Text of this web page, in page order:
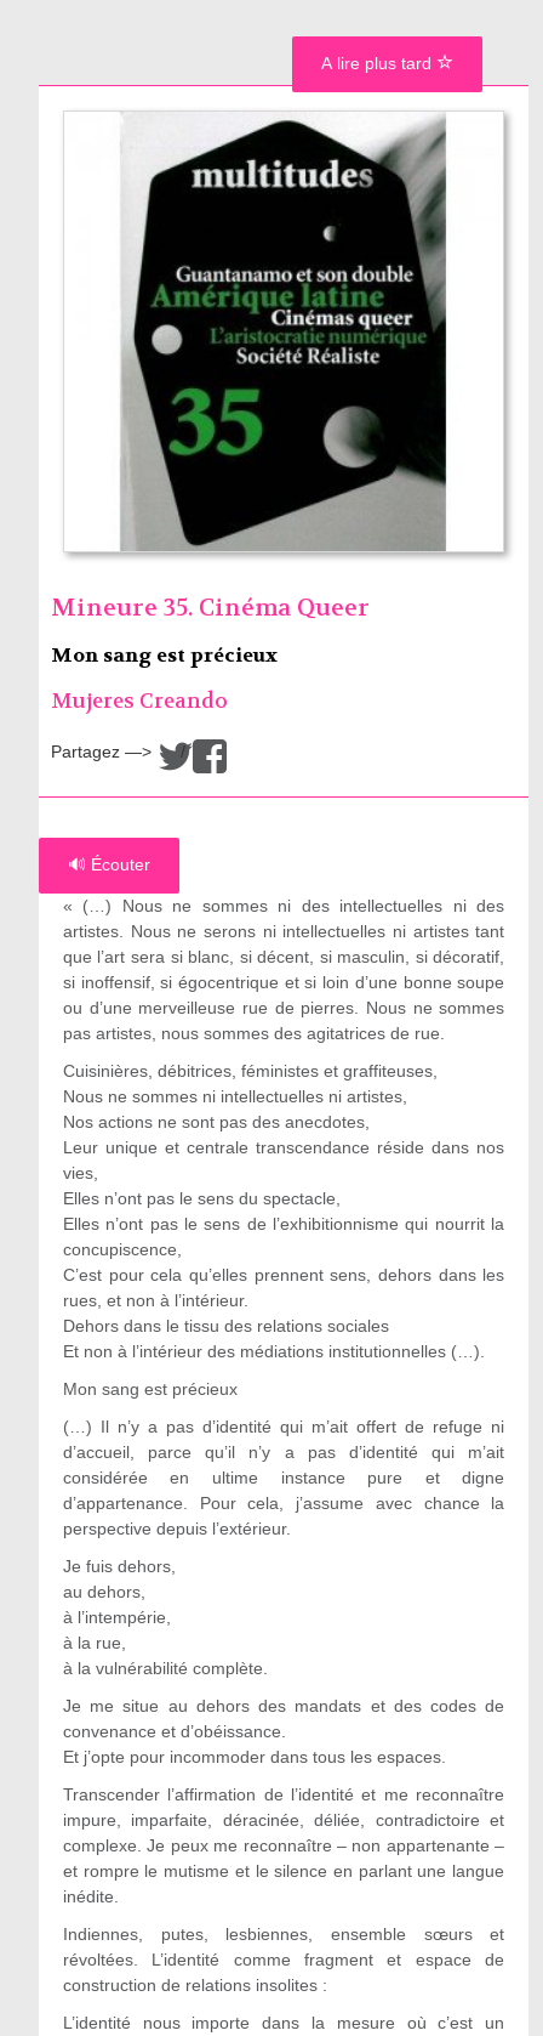
Mineure 35. Cinéma Queer
Mon sang est précieux
Mujeres Creando
Partagez —> /
🔊 Écouter
« (…) Nous ne sommes ni des intellectuelles ni des
artistes. Nous ne serons ni intellectuelles ni artistes tant
que l’art sera si blanc, si décent, si masculin, si décoratif,
si inoffensif, si égocentrique et si loin d’une bonne soupe
ou d’une merveilleuse rue de pierres. Nous ne sommes
pas artistes, nous sommes des agitatrices de rue.
Cuisinières, débitrices, féministes et graffiteuses,
Nous ne sommes ni intellectuelles ni artistes,
Nos actions ne sont pas des anecdotes,
Leur unique et centrale transcendance réside dans nos
vies,
Elles n’ont pas le sens du spectacle,
Elles n’ont pas le sens de l’exhibitionnisme qui nourrit la
concupiscence,
C’est pour cela qu’elles prennent sens, dehors dans les
rues, et non à l’intérieur.
Dehors dans le tissu des relations sociales
Et non à l’intérieur des médiations institutionnelles (…).
Mon sang est précieux
(…) Il n’y a pas d’identité qui m’ait offert de refuge ni
d’accueil, parce qu’il n’y a pas d’identité qui m’ait
considérée en ultime instance pure et digne
d’appartenance. Pour cela, j’assume avec chance la
perspective depuis l’extérieur.
Je fuis dehors,
au dehors,
à l’intempérie,
à la rue,
à la vulnérabilité complète.
Je me situe au dehors des mandats et des codes de
convenance et d’obéissance.
Et j’opte pour incommoder dans tous les espaces.
Transcender l’affirmation de l’identité et me reconnaître
impure, imparfaite, déracinée, déliée, contradictoire et
complexe. Je peux me reconnaître – non appartenante –
et rompre le mutisme et le silence en parlant une langue
inédite.
Indiennes, putes, lesbiennes, ensemble sœurs et
révoltées. L’identité comme fragment et espace de
construction de relations insolites :
L’identité nous importe dans la mesure où c’est un
A lire plus tard